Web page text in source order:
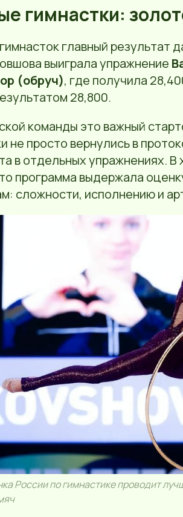
гимнастки:
главный результат
выиграла упражнение
(обруч), где получила
28,800.
команды это важный
не просто вернулись в
в отдельных упражнениях.
программа выдержала
сложности, исполнению и
России по гимнастике проводит